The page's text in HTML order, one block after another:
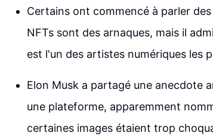
Certains ont commencé à parler
NFTs sont des arnaques, mais il
est l'un des artistes numériques les
Elon Musk a partagé une anecdote
une plateforme, apparemment
certaines images étaient trop